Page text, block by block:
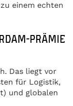
einem echten
PRÄMIE
Das liegt vor
für Logistik,
und globalen